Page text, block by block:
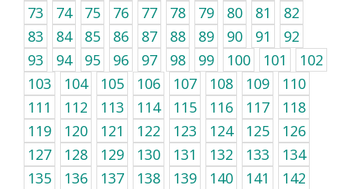
73
74 75 76 77 78 79 80 81
82
83
84 85 86 87 88 89 90 91
92
93
94 95 96 97 98 99 100 101
102
103
104 105 106 107 108 109
110
111
112 113 114 115 116 117
118
119
120 121 122 123 124 125
126
127
128 129 130 131 132 133
134
135
136 137 138 139 140 141
142